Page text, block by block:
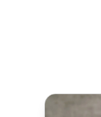
「まだ届